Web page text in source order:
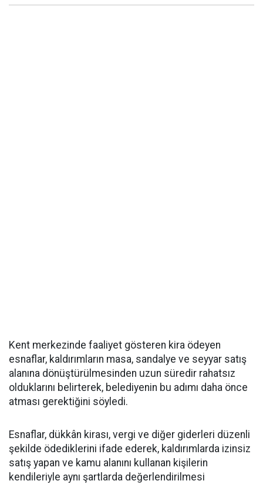
Kent merkezinde faaliyet gösteren kira ödeyen
esnaflar, kaldırımların masa, sandalye ve seyyar satış
alanına dönüştürülmesinden uzun süredir rahatsız
olduklarını belirterek, belediyenin bu adımı daha önce
atması gerektiğini söyledi.
Esnaflar, dükkân kirası, vergi ve diğer giderleri düzenli
şekilde ödediklerini ifade ederek, kaldırımlarda izinsiz
satış yapan ve kamu alanını kullanan kişilerin
kendileriyle aynı şartlarda değerlendirilmesi